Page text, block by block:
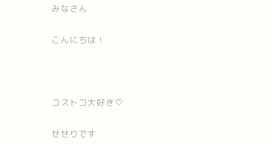
みなさん
こんにちは！
コストコ大好き♡
せせりです